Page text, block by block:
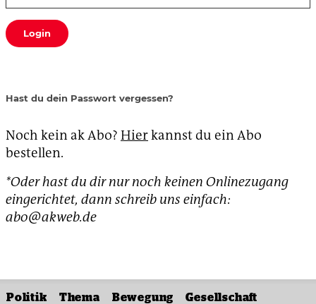
Login
Hast du dein Passwort vergessen?
Noch kein ak Abo? Hierkannst du ein Abo
bestellen.
*Oder hast du dir nur noch keinen Onlinezugang
eingerichtet, dann schreib uns einfach:
abo@akweb.de
Politik Thema Bewegung Gesellschaft